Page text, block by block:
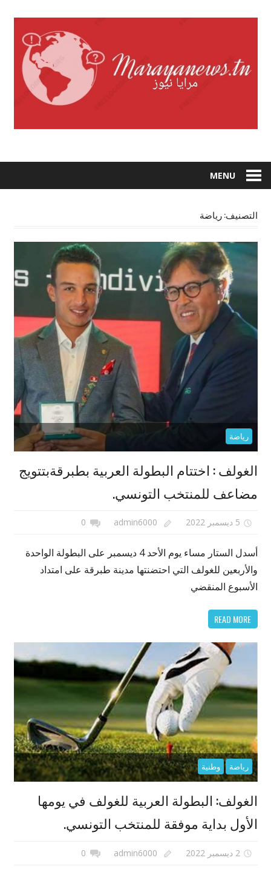
MENU
التصنيف:رياضة
رياضة
الغولف : اختتام البطولة العربية بطبرقةبتتويج
مضاعف للمنتخب التونسي.
5 ديسمبر 2022 admin6000
0
أسدل الستار مساء يوم الأحد 4 ديسمبر على البطولة الواحدة
والأربعين للغولف التي احتضنتها مدينة طبرقة على امتداد
الأسبوع المنقضي
READ MORE
رياضة وطنية
الغولف: البطولة العربية للغولف في يومها
الأول بداية موفقة للمنتخب التونسي.
2 ديسمبر 2022 admin6000
0